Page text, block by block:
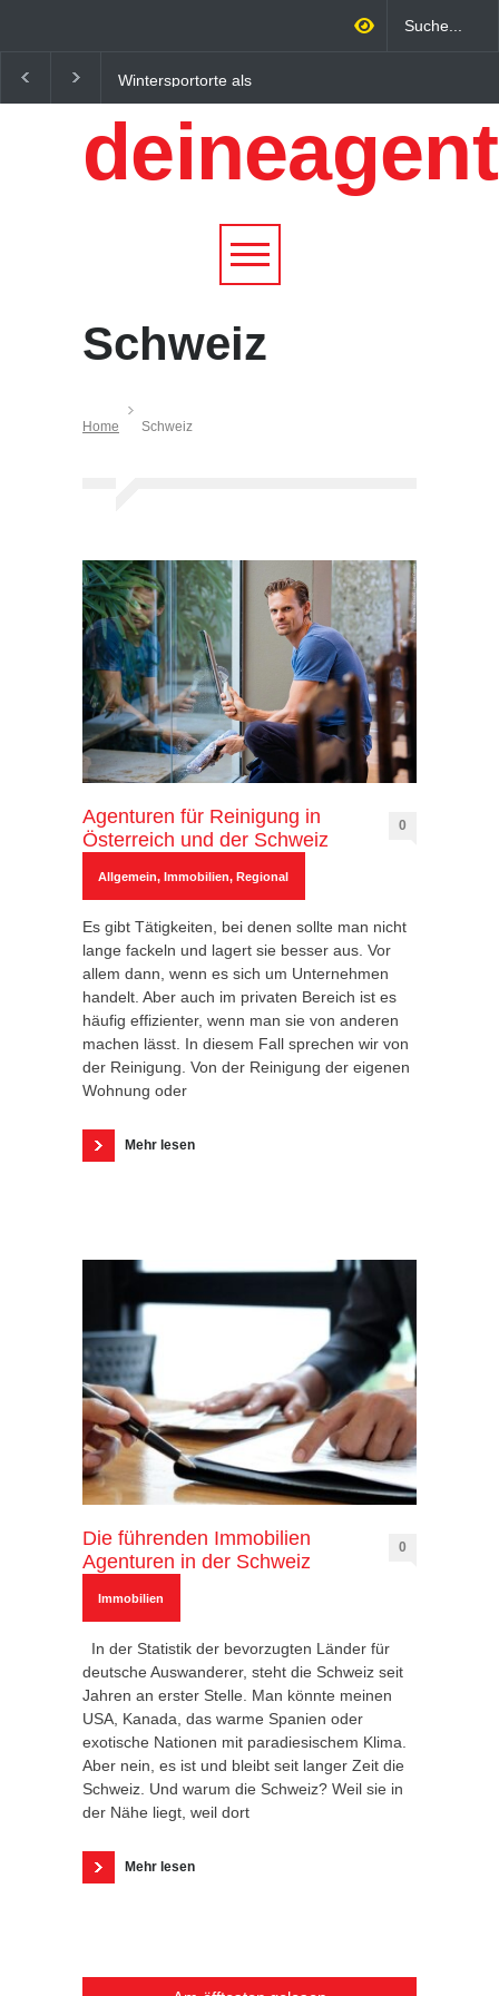
Wintersportorte als
Wirtschaftsfaktor: Wie
Alpenregionen von
Qualitätstourismus
profitieren
digitalen Zeitalter:
Unternehmen
wachsen lässt
Schweiz
Home Schweiz
Agenturen für Reinigung in
Österreich und der Schweiz
0
Allgemein, Immobilien, Regional
Es gibt Tätigkeiten, bei denen sollte man nicht
lange fackeln und lagert sie besser aus. Vor
allem dann, wenn es sich um Unternehmen
handelt. Aber auch im privaten Bereich ist es
häufig effizienter, wenn man sie von anderen
machen lässt. In diesem Fall sprechen wir von
der Reinigung. Von der Reinigung der eigenen
Wohnung oder
Mehr lesen
Die führenden Immobilien
Agenturen in der Schweiz
0
Immobilien
In der Statistik der bevorzugten Länder für
deutsche Auswanderer, steht die Schweiz seit
Jahren an erster Stelle. Man könnte meinen
USA, Kanada, das warme Spanien oder
exotische Nationen mit paradiesischem Klima.
Aber nein, es ist und bleibt seit langer Zeit die
Schweiz. Und warum die Schweiz? Weil sie in
der Nähe liegt, weil dort
Mehr lesen